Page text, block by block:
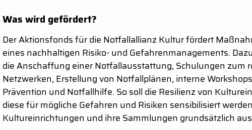
Was wird gefördert?
Der Aktionsfonds für die Notfallallianz Kultur fördert
eines nachhaltigen Risiko- und Gefahrenmanagements.
die Anschaffung einer Notfallausstattung, Schulungen zum
Netzwerken, Erstellung von Notfallplänen, interne
Prävention und Notfallhilfe. So soll die Resilienz von
diese für mögliche Gefahren und Risiken sensibilisiert
Kultureinrichtungen und ihre Sammlungen grundsätzlich